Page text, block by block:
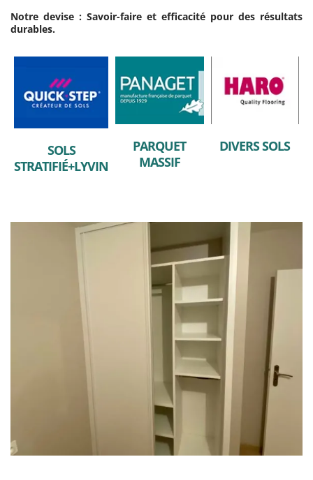
Notre devise : Savoir-faire et efficacité pour des résultats
durables.
SOLS
STRATIFIÉ+LYVIN
PARQUET
MASSIF
DIVERS SOLS